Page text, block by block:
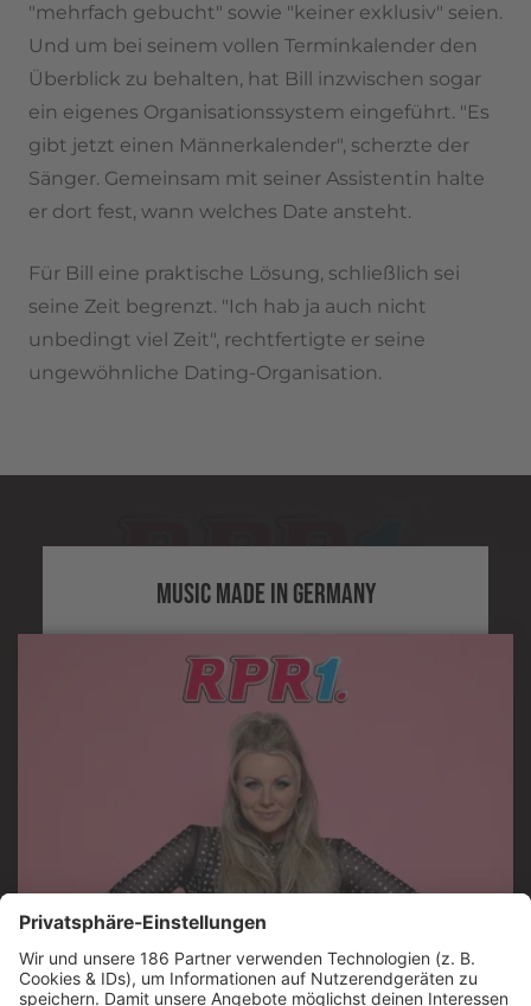
"mehrfach gebucht" sowie "keiner exklusiv" seien.
Und um bei seinem vollen Terminkalender den
Überblick zu behalten, hat Bill inzwischen sogar
ein eigenes Organisationssystem eingeführt. "Es
gibt jetzt einen Männerkalender", scherzte der
Sänger. Gemeinsam mit seiner Assistentin halte
er dort fest, wann welches Date ansteht.
Für Bill eine praktische Lösung, schließlich sei
seine Zeit begrenzt. "Ich hab ja auch nicht
unbedingt viel Zeit", rechtfertigte er seine
ungewöhnliche Dating-Organisation.
MUSIC MADE IN GERMANY